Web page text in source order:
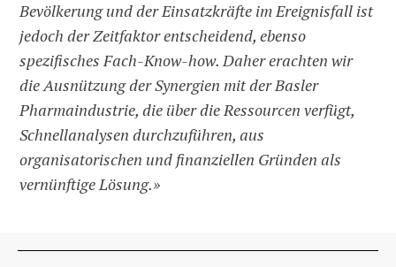
Bevölkerung und der Einsatzkräfte im Ereignisfall ist
jedoch der Zeitfaktor entscheidend, ebenso
spezifisches Fach-Know-how. Daher erachten wir
die Ausnützung der Synergien mit der Basler
Pharmaindustrie, die über die Ressourcen verfügt,
Schnellanalysen durchzuführen, aus
organisatorischen und finanziellen Gründen als
vernünftige Lösung.»